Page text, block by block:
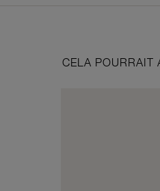
CELA POURRAIT